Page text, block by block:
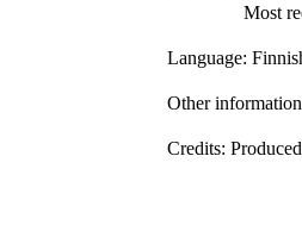
Most
Language:
Other
Credits: